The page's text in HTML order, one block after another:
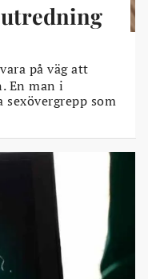
på väg att
En man i
som